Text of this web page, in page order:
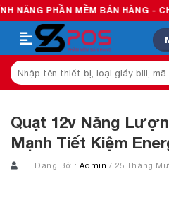
Skip
to
content
MỀM BÁN HÀNG - CHỈ VỚI 3
Tìm
kiếm:
Quạt 12v Năng
Mạnh Tiết Kiệm
Đăng Bởi: Admin/ 25 Tháng